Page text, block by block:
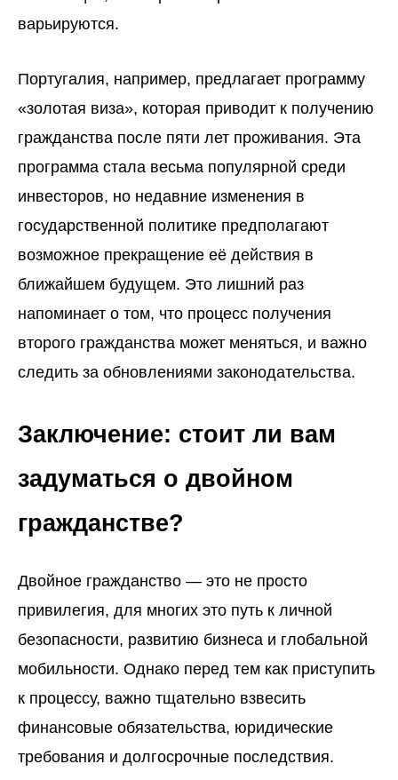
варьируются.
Португалия, например, предлагает программу
«золотая виза», которая приводит к получению
гражданства после пяти лет проживания. Эта
программа стала весьма популярной среди
инвесторов, но недавние изменения в
государственной политике предполагают
возможное прекращение её действия в
ближайшем будущем. Это лишний раз
напоминает о том, что процесс получения
второго гражданства может меняться, и важно
следить за обновлениями законодательства.
Заключение: стоит ли вам
задуматься о двойном
гражданстве?
Двойное гражданство — это не просто
привилегия, для многих это путь к личной
безопасности, развитию бизнеса и глобальной
мобильности. Однако перед тем как приступить
к процессу, важно тщательно взвесить
финансовые обязательства, юридические
требования и долгосрочные последствия.